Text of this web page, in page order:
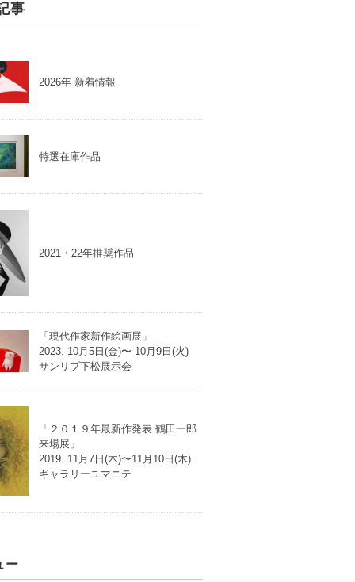
事
2026年 新着情報
特選在庫作品
2021・22年推奨作品
「現代作家新作絵画展」
2023. 10月5日(金)〜 10月9日(火)
サンリブ下松展示会
「２０１９年最新作発表 鶴田一郎
来場展」
2019. 11月7日(木)〜11月10日(木)
ギャラリーユマニテ
ー